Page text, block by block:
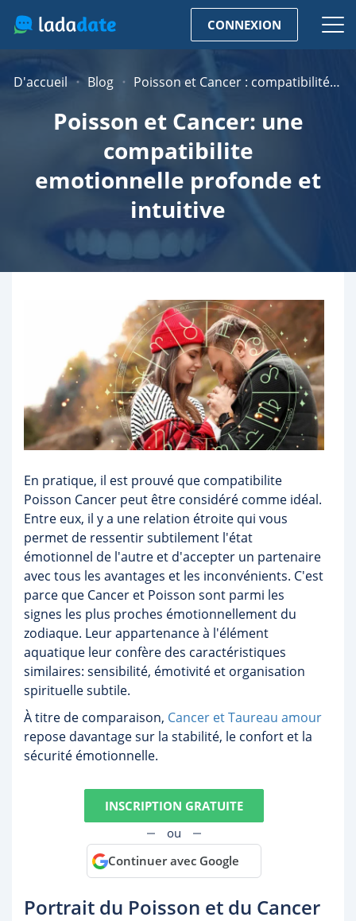
CONNEXION
D'accueil Blog Poisson et Cancer : compatibilité amoureuse et lien émotionnel
Poisson et Cancer: une
compatibilite
emotionnelle profonde et
intuitive
En pratique, il est prouvé que compatibilite
Poisson Cancer peut être considéré comme idéal.
Entre eux, il y a une relation étroite qui vous
permet de ressentir subtilement l'état
émotionnel de l'autre et d'accepter un partenaire
avec tous les avantages et les inconvénients. C'est
parce que Cancer et Poisson sont parmi les
signes les plus proches émotionnellement du
zodiaque. Leur appartenance à l'élément
aquatique leur confère des caractéristiques
similaires: sensibilité, émotivité et organisation
spirituelle subtile.
À titre de comparaison, Cancer et Taureau amour
repose davantage sur la stabilité, le confort et la
sécurité émotionnelle.
INSCRIPTION GRATUITE
ou
Continuer avec Google
Portrait du Poisson et du Cancer